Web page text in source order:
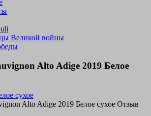
Великой войны
Alto Adige 2019 Белое
сухое